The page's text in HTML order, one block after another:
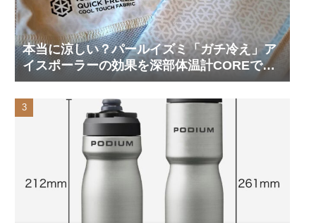
本当に涼しい？パールイズミ「ガチ冷え」ア
イスポーラーの効果を深部体温計COREで測
ってみた